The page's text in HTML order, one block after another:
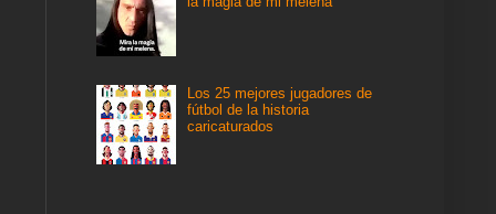
Los 25 mejores jugadores de
fútbol de la historia
caricaturados